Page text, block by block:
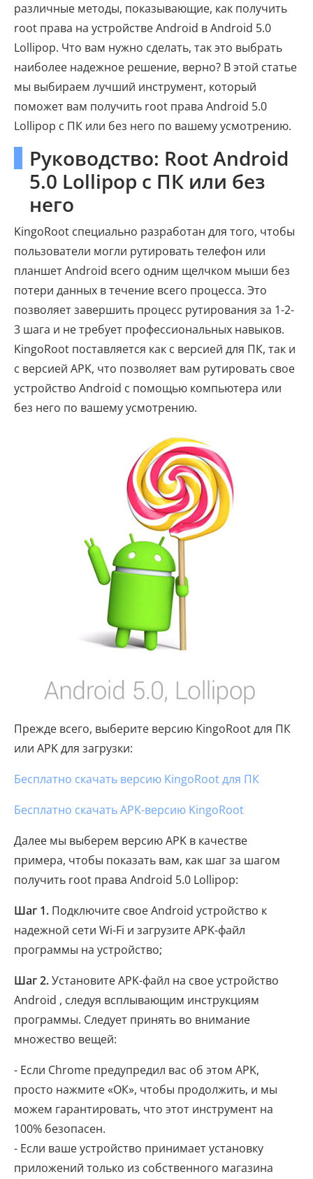
различные методы, показывающие, как получить
root права на устройстве Android в Android 5.0
Lollipop. Что вам нужно сделать, так это выбрать
наиболее надежное решение, верно? В этой статье
мы выбираем лучший инструмент, который
поможет вам получить root права Android 5.0
Lollipop с ПК или без него по вашему усмотрению.
Руководство: Root Android
5.0 Lollipop с ПК или без
него
KingoRoot специально разработан для того, чтобы
пользователи могли рутировать телефон или
планшет Android всего одним щелчком мыши без
потери данных в течение всего процесса. Это
позволяет завершить процесс рутирования за 1-2-
3 шага и не требует профессиональных навыков.
KingoRoot поставляется как с версией для ПК, так и
с версией APK, что позволяет вам рутировать свое
устройство Android с помощью компьютера или
без него по вашему усмотрению.
Прежде всего, выберите версию KingoRoot для ПК
или APK для загрузки:
Бесплатно скачать версию KingoRoot для ПК
Бесплатно скачать APK-версию KingoRoot
Далее мы выберем версию APK в качестве
примера, чтобы показать вам, как шаг за шагом
получить root права Android 5.0 Lollipop:
Шаг 1. Подключите свое Android устройство к
надежной сети Wi-Fi и загрузите APK-файл
программы на устройство;
Шаг 2.Установите APK-файл на свое устройство
Android , следуя всплывающим инструкциям
программы. Следует принять во внимание
множество вещей:
- Если Chrome предупредил вас об этом APK,
просто нажмите «ОК», чтобы продолжить, и мы
можем гарантировать, что этот инструмент на
100% безопасен.
- Если ваше устройство принимает установку
приложений только из собственного магазина